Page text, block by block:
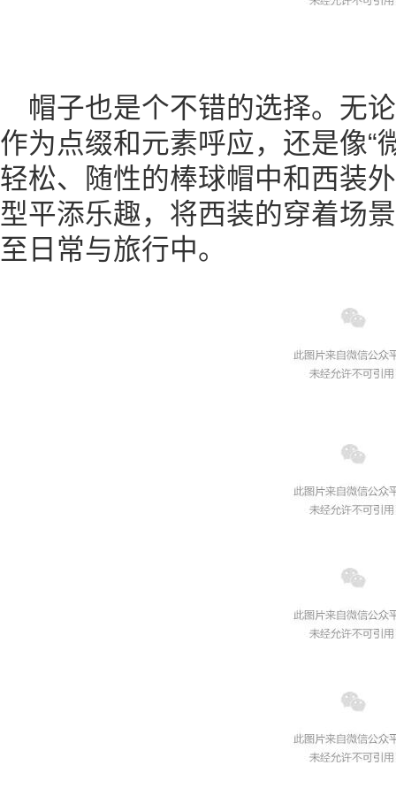
帽子也是个不错的选择。无
作为点缀和元素呼应，还是像“
轻松、随性的棒球帽中和西装
型平添乐趣，将西装的穿着场
至日常与旅行中。